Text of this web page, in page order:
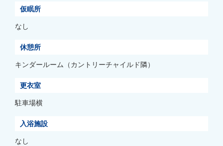
仮眠所
なし
休憩所
キンダールーム（カントリーチャイルド隣）
更衣室
駐車場横
入浴施設
なし